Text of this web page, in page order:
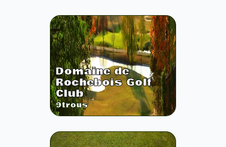
Domaine de
Rochebois Golf
Club
9trous